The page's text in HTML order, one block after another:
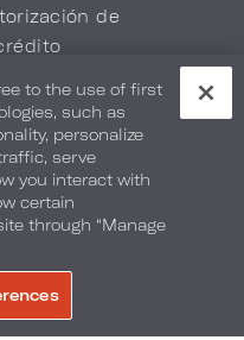
de
Hotels &
to the use of first
such as
personalize
serve
you interact with
certain
through “Manage